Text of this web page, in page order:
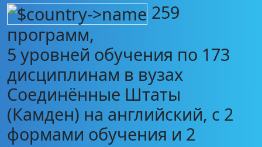
259
программ,
5 уровней обучения по 173
дисциплинам в вузах
Соединённые Штаты
(Камден) на английский, с 2
формами обучения и 2